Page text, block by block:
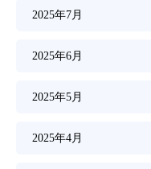
2025年7月
2025年6月
2025年5月
2025年4月